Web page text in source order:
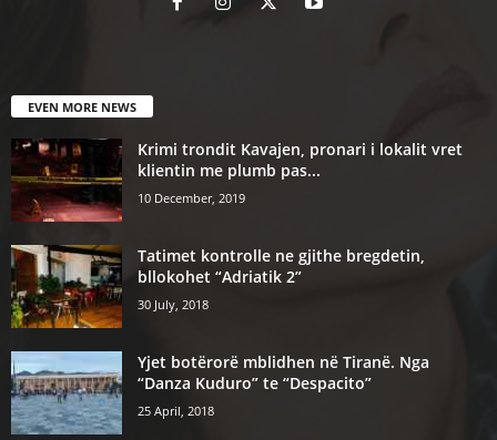
EVEN MORE NEWS
Krimi trondit Kavajen, pronari i lokalit vret
klientin me plumb pas...
10 December, 2019
Tatimet kontrolle ne gjithe bregdetin,
bllokohet “Adriatik 2”
30 July, 2018
Yjet botërorë mblidhen në Tiranë. Nga
“Danza Kuduro” te “Despacito”
25 April, 2018